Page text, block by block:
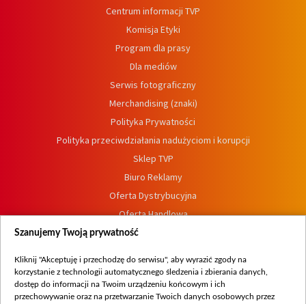
Centrum informacji TVP
Komisja Etyki
Program dla prasy
Dla mediów
Serwis fotograficzny
Merchandising (znaki)
Polityka Prywatności
Polityka przeciwdziałania nadużyciom i korupcji
Sklep TVP
Biuro Reklamy
Oferta Dystrybucyjna
Oferta Handlowa
Dostępność
Procedura zgłoszeń wewnętrznych
Szanujemy Twoją prywatność
Kliknij "Akceptuję i przechodzę do serwisu", aby wyrazić zgody na
korzystanie z technologii automatycznego śledzenia i zbierania danych,
dostęp do informacji na Twoim urządzeniu końcowym i ich
przechowywanie oraz na przetwarzanie Twoich danych osobowych przez